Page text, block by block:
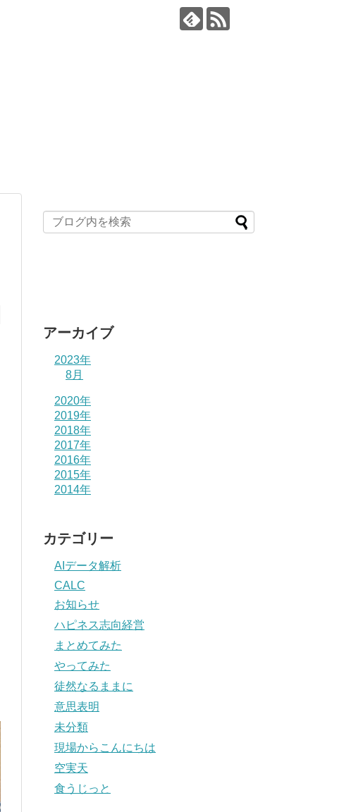
アーカイブ
2023年
8月
2020年
2019年
2018年
2017年
2016年
2015年
2014年
カテゴリー
AIデータ解析
CALC
お知らせ
ハピネス志向経営
まとめてみた
やってみた
徒然なるままに
意思表明
未分類
現場からこんにちは
空実天
食うじっと